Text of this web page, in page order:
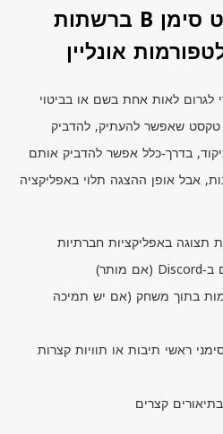
שימוש בטקסט סימן B ברשתות
אונליין
לאות אחת בשם או בביטוי
טקסט שאפשר להעתיק, להדביק
בדרך‑כלל אפשר להדביק אותם
אבל אופן ההצגה תלוי באפליקציה
באפליקציות חברתיות
ב‑Discord (אם מותר)
בתוך משחק (אם יש תמיכה
ראשי תיבות או תוויות קצרות
קצרים